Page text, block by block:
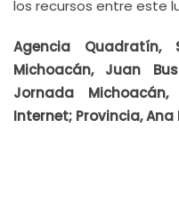
los recursos entre este
Agencia Quadratín,
Michoacán, Juan
Jornada
Internet; Provincia,